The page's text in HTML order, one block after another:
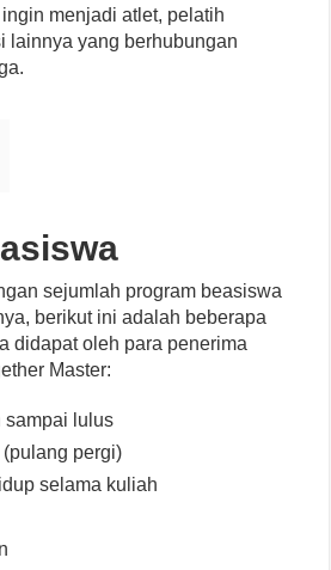
menjadi atlet, pelatih
lainnya yang berhubungan
sejumlah program beasiswa
berikut ini adalah beberapa
didapat oleh para penerima
Master:
sampai lulus
pergi)
selama kuliah